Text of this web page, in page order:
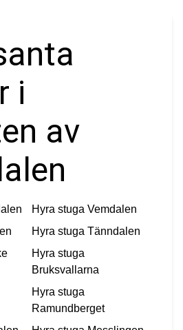
i
av
Hyra stuga Vemdalen
Hyra stuga Tänndalen
Hyra stuga
Bruksvallarna
Hyra stuga
Ramundberget